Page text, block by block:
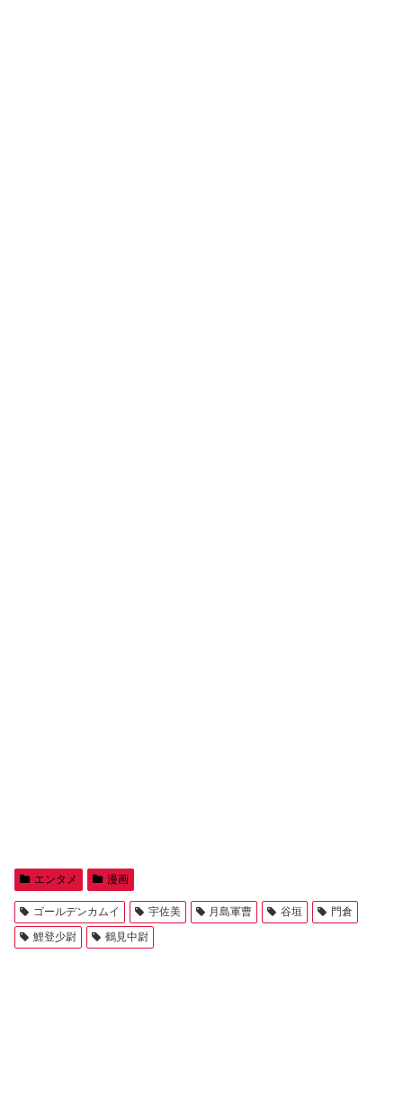
エンタメ 漫画
ゴールデンカムイ 宇佐美 月島軍曹 谷垣
門倉
鯉登少尉
鶴見中尉